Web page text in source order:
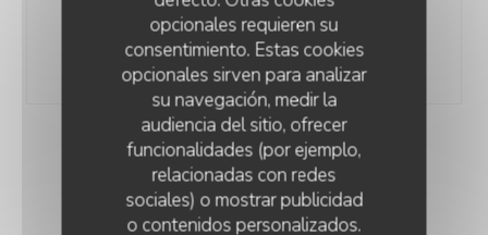
opcionales requieren su
consentimiento. Estas cookies
opcionales sirven para analizar
su navegación, medir la
audiencia del sitio, ofrecer
funcionalidades (por ejemplo,
relacionadas con redes
sociales) o mostrar publicidad
o contenidos personalizados.
Supplément Chantilly
2,00 EUR